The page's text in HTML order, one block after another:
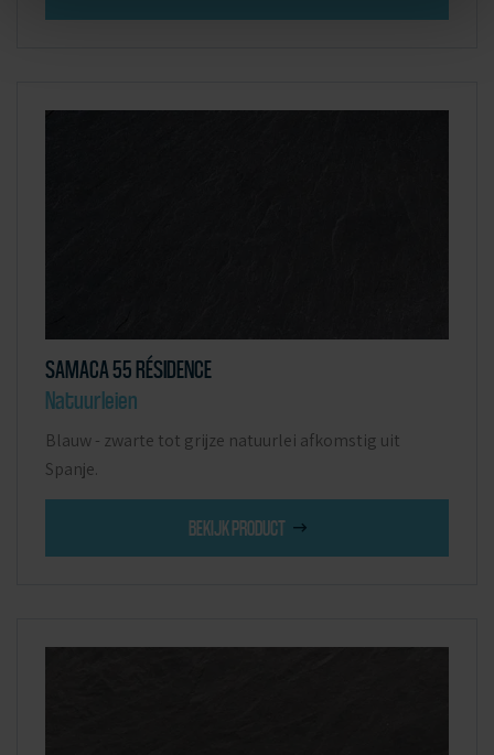
SAMACA 55 RÉSIDENCE
Natuurleien
Blauw - zwarte tot grijze natuurlei afkomstig uit
Spanje.
BEKIJK PRODUCT